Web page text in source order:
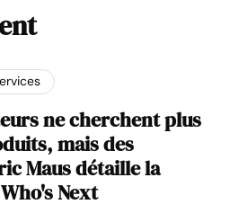
ne cherchent plus
mais des
Maus détaille la
Next